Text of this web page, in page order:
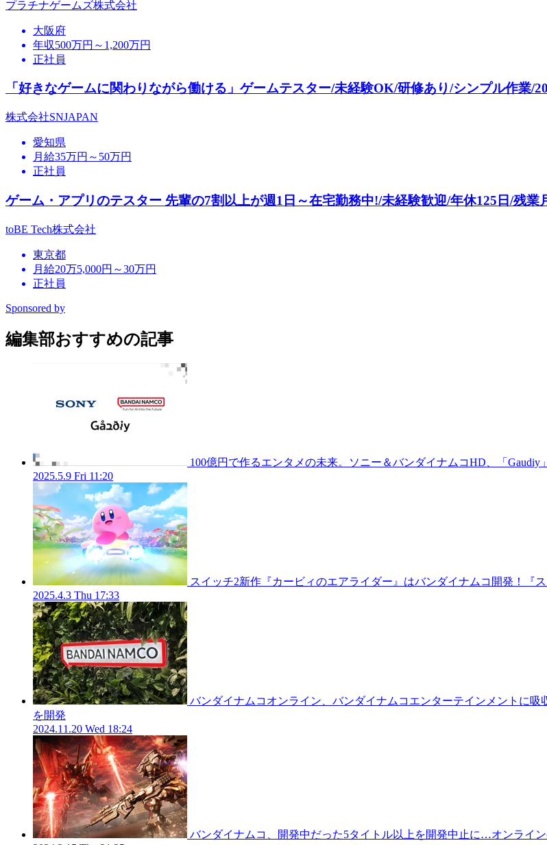
プラチナゲームズ株式会社
大阪府
年収500万円～1,200万円
正社員
「好きなゲームに関わりながら働ける」ゲームテスター/未経験OK/研修あり/シンプル作業/
株式会社SNJAPAN
愛知県
月給35万円～50万円
正社員
ゲーム・アプリのテスター 先輩の7割以上が週1日～在宅勤務中!/未経験歓迎/年休125日/残業
toBE Tech株式会社
東京都
月給20万5,000円～30万円
正社員
Sponsored by
編集部おすすめの記事
100億円で作るエンタメの未来。ソニー＆バンダイナムコHD、「
2025.5.9 Fri 11:20
スイッチ2新作『カービィのエアライダー』はバンダイナムコ開発！『
2025.4.3 Thu 17:33
バンダイナムコオンライン、バンダイナムコエンターテインメントに
を開発
2024.11.20 Wed 18:24
バンダイナムコ、開発中だった5タイトル以上を開発中止に…オンライ